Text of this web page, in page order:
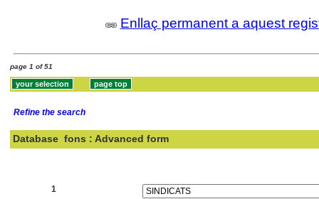
Enllaç permanent a aquest
page 1 of 51
Refine the search
Database fons : Advanced form
1